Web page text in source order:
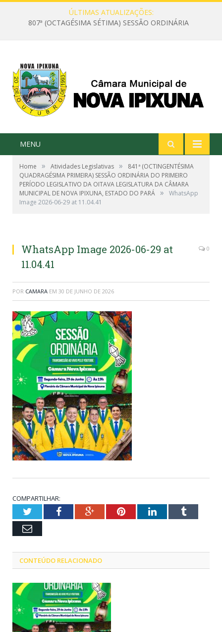
ÚLTIMAS ATUALIZAÇÕES:
807ª (OCTAGÉSIMA SÉTIMA) SESSÃO ORDINÁRIA
MENU
Home » Atividades Legislativas »
841ª (OCTINGENTÉSIMA
QUADRAGÉSIMA PRIMEIRA) SESSÃO ORDINÁRIA DO PRIMEIRO
PERÍODO LEGISLATIVO DA OITAVA LEGISLATURA DA CÂMARA
MUNICIPAL DE NOVA IPIXUNA, ESTADO DO PARÁ »
WhatsApp
Image 2026-06-29 at 11.04.41
WhatsApp Image 2026-06-29 at
11.04.41
0
POR CAMARA EM 30 DE JUNHO DE 2026
COMPARTILHAR:
TwitterFacebookGoogle+PinterestLinkedInTumblr
Email
CONTEÚDO RELACIONADO